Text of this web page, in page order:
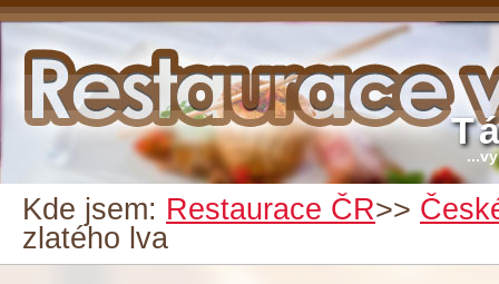
Kde jsem: Restaurace ČR>>
zlatého lva